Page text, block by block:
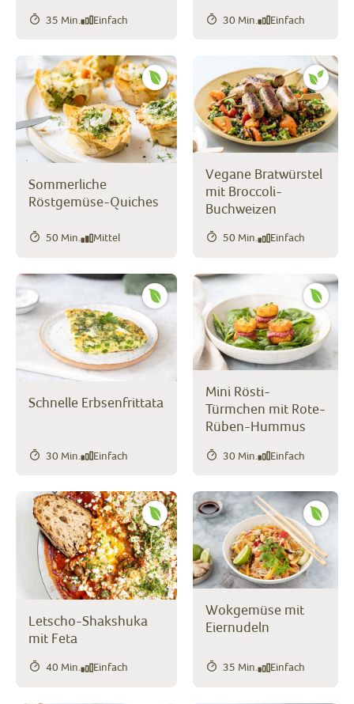
35 Min. Einfach 30 Min. Einfach
Sommerliche
Röstgemüse-Quiches
50 Min. Mittel
Vegane Bratwürstel
mit Broccoli-
Buchweizen
50 Min. Einfach
Schnelle Erbsenfrittata
30 Min. Einfach
Mini Rösti-
Türmchen mit Rote-
Rüben-Hummus
30 Min. Einfach
Letscho-Shakshuka
mit Feta
40 Min. Einfach
Wokgemüse mit
Eiernudeln
35 Min. Einfach